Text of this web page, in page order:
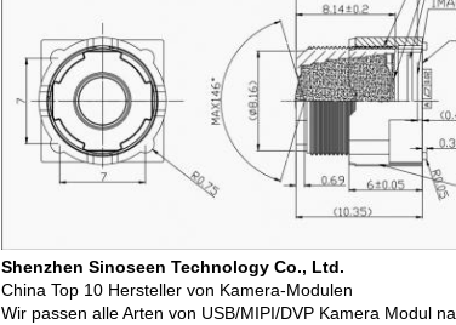
Shenzhen Sinoseen Technology Co., Ltd.
China Top 10 Hersteller von Kamera-Modulen
Wir passen alle Arten von USB/MIPI/DVP Kamera Modul